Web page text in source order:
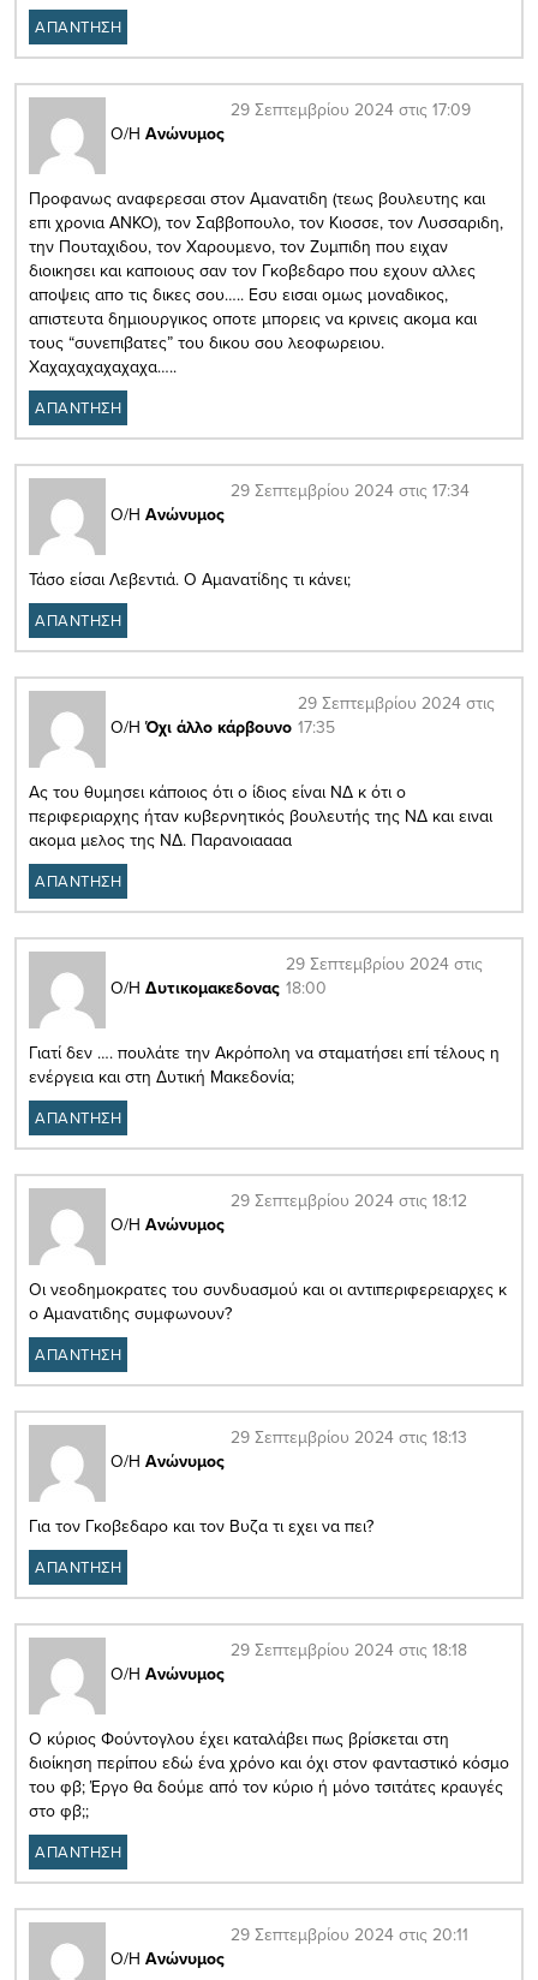
ΑΠΑΝΤΗΣΗ
Ο/Η Ανώνυμος
29 Σεπτεμβρίου 2024 στις 17:09
Προφανως αναφερεσαι στον Αμανατιδη (τεως βουλευτης και
επι χρονια ΑΝΚΟ), τον Σαββοπουλο, τον Κιοσσε, τον Λυσσαριδη,
την Πουταχιδου, τον Χαρουμενο, τον Ζυμπιδη που ειχαν
διοικησει και καποιους σαν τον Γκοβεδαρο που εχουν αλλες
αποψεις απο τις δικες σου….. Εσυ εισαι ομως μοναδικος,
απιστευτα δημιουργικος οποτε μπορεις να κρινεις ακομα και
τους “συνεπιβατες” του δικου σου λεοφωρειου.
Χαχαχαχαχαχαχα…..
ΑΠΑΝΤΗΣΗ
Ο/Η Ανώνυμος
29 Σεπτεμβρίου 2024 στις 17:34
Τάσο είσαι Λεβεντιά. Ο Αμανατίδης τι κάνει;
ΑΠΑΝΤΗΣΗ
Ο/Η Όχι άλλο κάρβουνο
29 Σεπτεμβρίου 2024 στις
17:35
Ας του θυμησει κάποιος ότι ο ίδιος είναι ΝΔ κ ότι ο
περιφεριαρχης ήταν κυβερνητικός βουλευτής της ΝΔ και ειναι
ακομα μελος της ΝΔ. Παρανοιαααα
ΑΠΑΝΤΗΣΗ
Ο/Η Δυτικομακεδονας
29 Σεπτεμβρίου 2024 στις
18:00
Γιατί δεν …. πουλάτε την Ακρόπολη να σταματήσει επί τέλους η
ενέργεια και στη Δυτική Μακεδονία;
ΑΠΑΝΤΗΣΗ
Ο/Η Ανώνυμος
29 Σεπτεμβρίου 2024 στις 18:12
Oι νεοδημοκρατες του συνδυασμού και οι αντιπεριφερειαρχες κ
ο Αμανατιδης συμφωνουν?
ΑΠΑΝΤΗΣΗ
Ο/Η Ανώνυμος
29 Σεπτεμβρίου 2024 στις 18:13
Για τον Γκοβεδαρο και τον Βυζα τι εχει να πει?
ΑΠΑΝΤΗΣΗ
Ο/Η Ανώνυμος
29 Σεπτεμβρίου 2024 στις 18:18
Ο κύριος Φούντογλου έχει καταλάβει πως βρίσκεται στη
διοίκηση περίπου εδώ ένα χρόνο και όχι στον φανταστικό κόσμο
του φβ; Έργο θα δούμε από τον κύριο ή μόνο τσιτάτες κραυγές
στο φβ;;
ΑΠΑΝΤΗΣΗ
Ο/Η Ανώνυμος
29 Σεπτεμβρίου 2024 στις 20:11